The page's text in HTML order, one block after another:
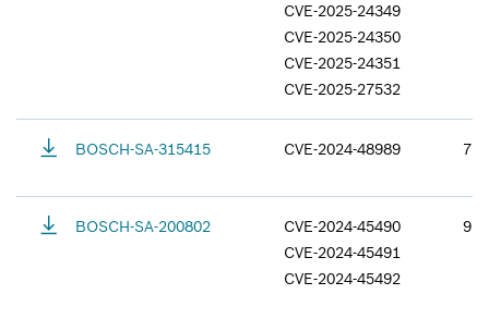
CVE-2025-24349
CVE-2025-24350
CVE-2025-24351
CVE-2025-27532
BOSCH-SA-315415 CVE-2024-48989 7.5
BOSCH-SA-200802
CVE-2024-45490
CVE-2024-45491
CVE-2024-45492
9.8